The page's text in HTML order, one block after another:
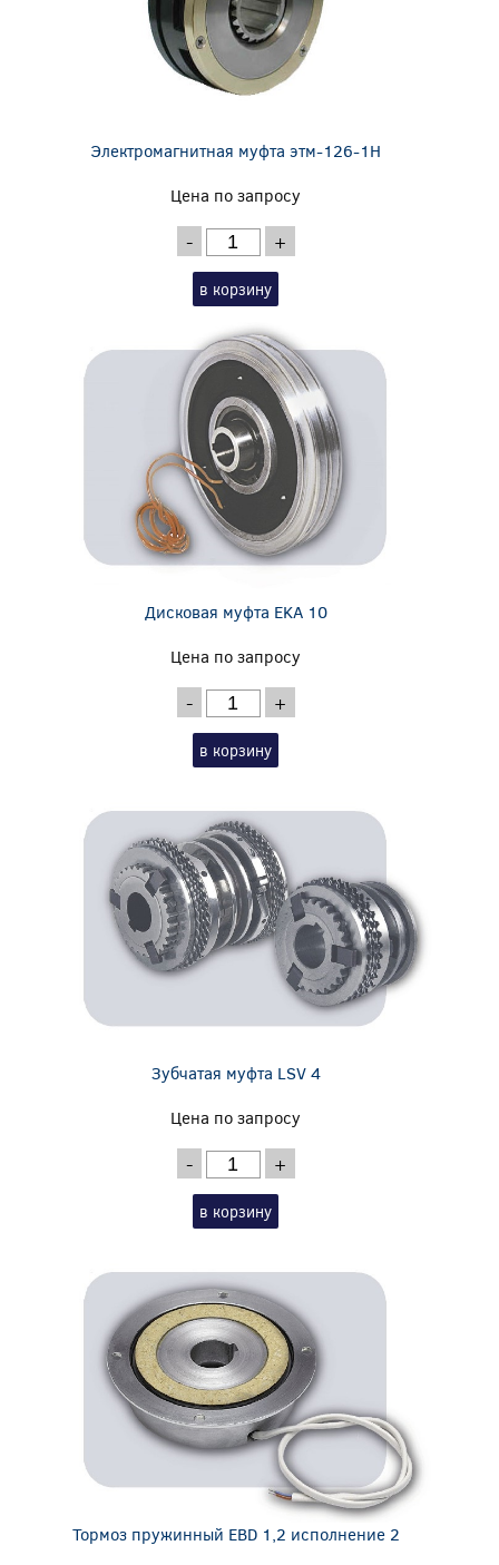
Электромагнитная муфта этм-126-1Н
Цена по запросу
- +
в корзину
Дисковая муфта EKA 10
Цена по запросу
- +
в корзину
Зубчатая муфта LSV 4
Цена по запросу
- +
в корзину
Тормоз пружинный EBD 1,2 исполнение 2